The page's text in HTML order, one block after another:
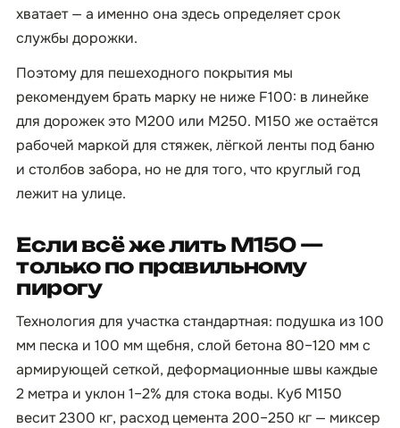
хватает — а именно она здесь определяет срок
службы дорожки.
Поэтому для пешеходного покрытия мы
рекомендуем брать марку не ниже F100: в линейке
для дорожек это М200 или М250. М150 же остаётся
рабочей маркой для стяжек, лёгкой ленты под баню
и столбов забора, но не для того, что круглый год
лежит на улице.
Если всё же лить М150 —
только по правильному
пирогу
Технология для участка стандартная: подушка из 100
мм песка и 100 мм щебня, слой бетона 80–120 мм с
армирующей сеткой, деформационные швы каждые
2 метра и уклон 1–2% для стока воды. Куб М150
весит 2300 кг, расход цемента 200–250 кг — миксер